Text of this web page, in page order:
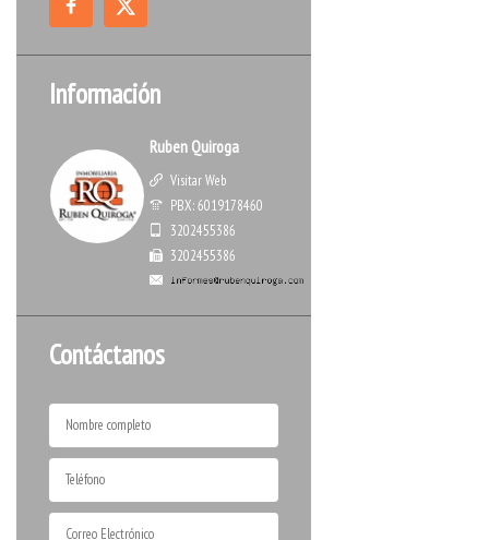
Información
Ruben Quiroga
Visitar Web
PBX: 6019178460
3202455386
3202455386
Contáctanos